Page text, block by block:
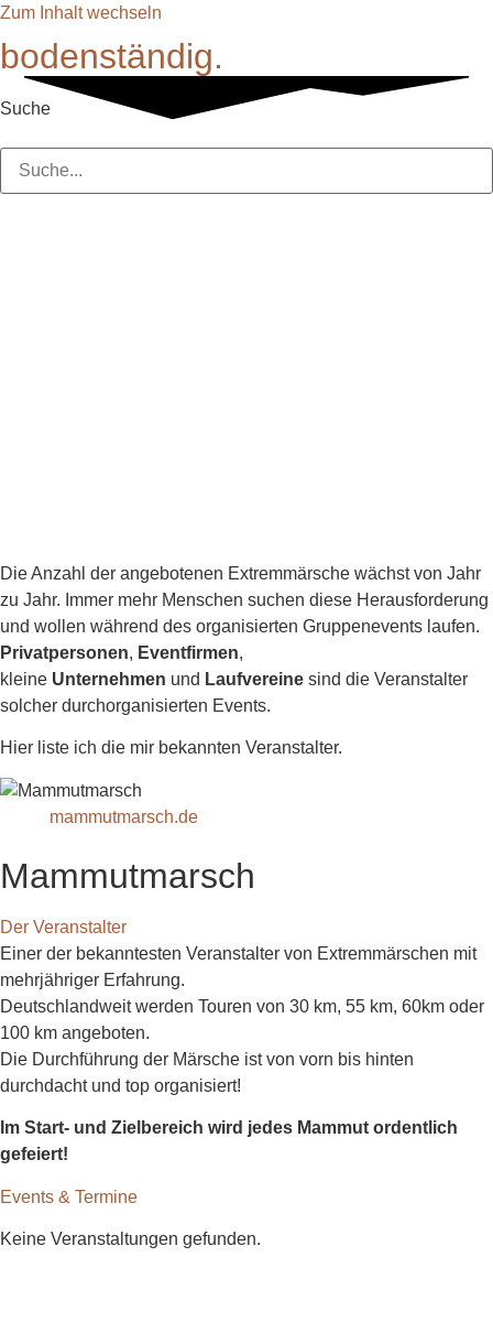
Zum Inhalt wechseln
bodenständig.
Suche
Veranstalter von
Die Anzahl der angebotenen Extremmärsche wächst von Jahr
zu Jahr. Immer mehr Menschen suchen diese Herausforderung
und wollen während des organisierten Gruppenevents laufen.
Privatpersonen, Eventfirmen,
kleine Unternehmen und Laufvereine sind die Veranstalter
solcher durchorganisierten Events.
Hier liste ich die mir bekannten Veranstalter.
mammutmarsch.de
Mammutmarsch
Der Veranstalter
Einer der bekanntesten Veranstalter von Extremmärschen mit
mehrjähriger Erfahrung.
Deutschlandweit werden Touren von 30 km, 55 km, 60km oder
100 km angeboten.
Die Durchführung der Märsche ist von vorn bis hinten
durchdacht und top organisiert!
Im Start- und Zielbereich wird jedes Mammut ordentlich
gefeiert!
Events & Termine
Keine Veranstaltungen gefunden.